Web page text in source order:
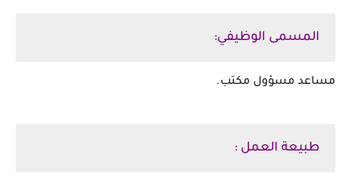
المسمى الوظيفي:
مساعد مسؤول مكتب.
طبيعة العمل :